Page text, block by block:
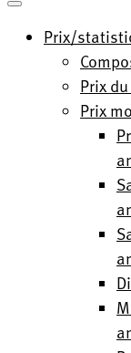
Prix/
Prix
Prix